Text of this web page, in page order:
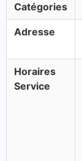
Catégories
Adresse
Horaires
Service